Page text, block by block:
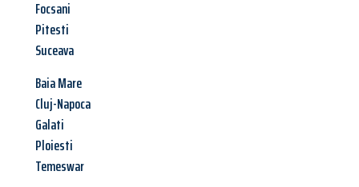
Focsani
Pitesti
Suceava
Baia Mare
Cluj-Napoca
Galati
Ploiesti
Temeswar